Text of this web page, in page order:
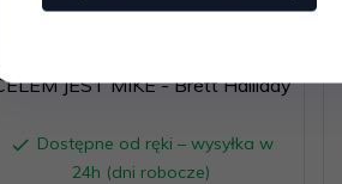
JEST MIKE - Brett Halliday
Dostępne od ręki – wysyłka w
24h (dni robocze)